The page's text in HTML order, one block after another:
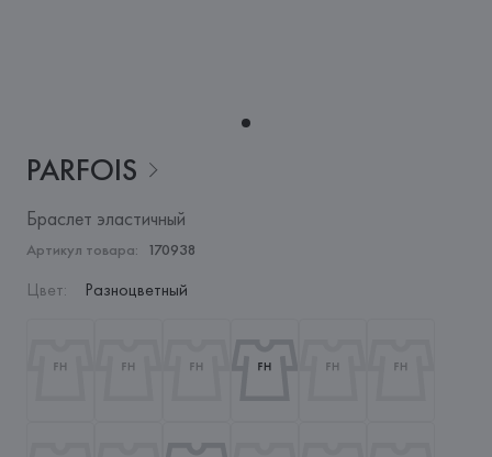
PARFOIS
Браслет эластичный
Артикул товара: 170938
Цвет: Разноцветный